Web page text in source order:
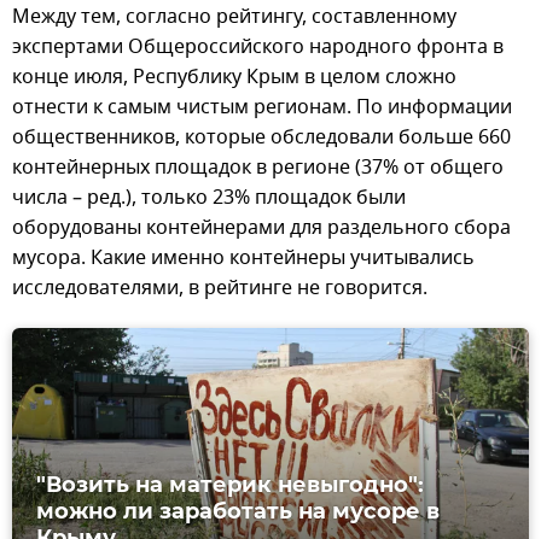
Между тем, согласно рейтингу, составленному
экспертами Общероссийского народного фронта в
конце июля, Республику Крым в целом сложно
отнести к самым чистым регионам. По информации
общественников, которые обследовали больше 660
контейнерных площадок в регионе (37% от общего
числа – ред.), только 23% площадок были
оборудованы контейнерами для раздельного сбора
мусора. Какие именно контейнеры учитывались
исследователями, в рейтинге не говорится.
"Возить на материк невыгодно":
можно ли заработать на мусоре в